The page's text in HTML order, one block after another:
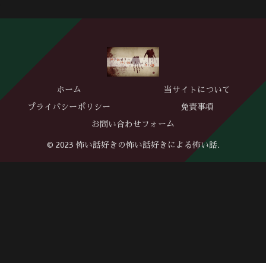
ホーム 当サイトについて
プライバシーポリシー 免責事項
お問い合わせフォーム
© 2023 怖い話好きの怖い話好きによる怖い話.